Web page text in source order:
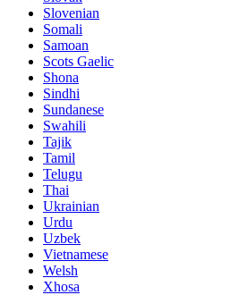
Slovenian
Somali
Samoan
Scots Gaelic
Shona
Sindhi
Sundanese
Swahili
Tajik
Tamil
Telugu
Thai
Ukrainian
Urdu
Uzbek
Vietnamese
Welsh
Xhosa